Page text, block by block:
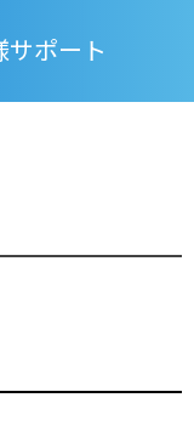
サポート